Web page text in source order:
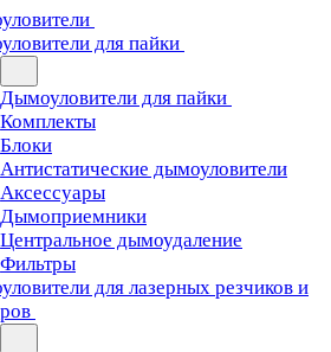
для пайки
Дымоуловители для пайки
Комплекты
Блоки
Антистатические дымоуловители
Аксессуары
Дымоприемники
Центральное дымоудаление
Фильтры
для лазерных резчиков и